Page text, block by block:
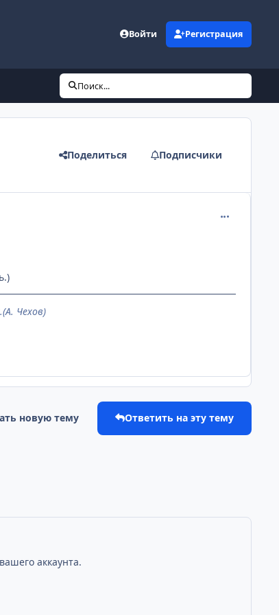
Войти Регистрация
Поиск...
Поделиться Подписчики
Чехов)
новую тему Ответить на эту тему
аккаунта.